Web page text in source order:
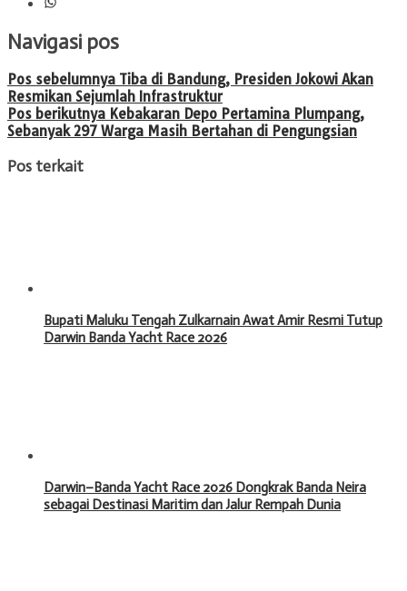
Navigasi pos
Pos sebelumnya Tiba di Bandung, Presiden Jokowi Akan
Resmikan Sejumlah Infrastruktur
Pos berikutnya Kebakaran Depo Pertamina Plumpang,
Sebanyak 297 Warga Masih Bertahan di Pengungsian
Pos terkait
Bupati Maluku Tengah Zulkarnain Awat Amir Resmi Tutup
Darwin Banda Yacht Race 2026
Darwin–Banda Yacht Race 2026 Dongkrak Banda Neira
sebagai Destinasi Maritim dan Jalur Rempah Dunia